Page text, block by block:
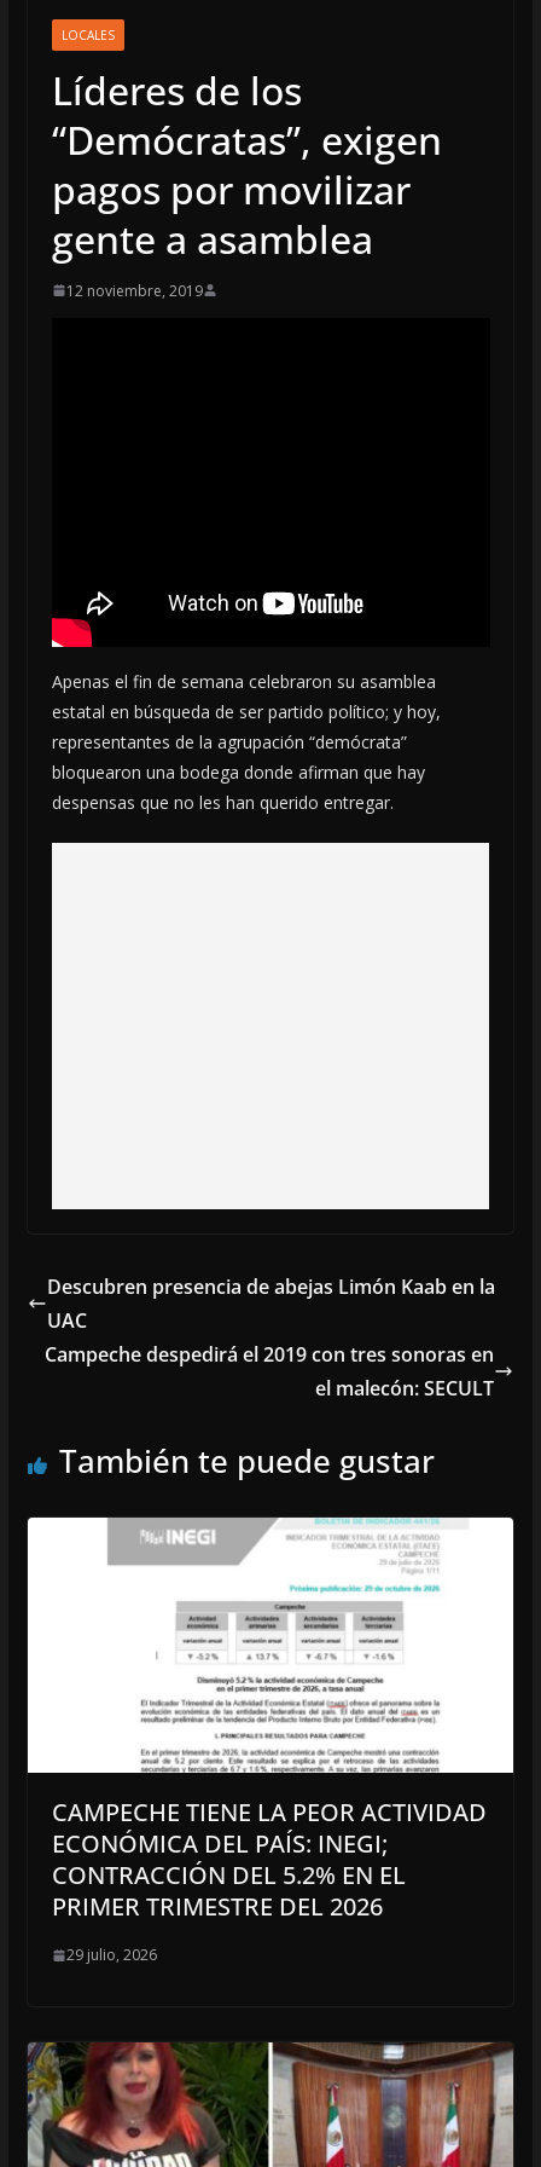
LOCALES
Líderes de los
“Demócratas”, exigen
pagos por movilizar
gente a asamblea
12 noviembre, 2019
Apenas el fin de semana celebraron su asamblea
estatal en búsqueda de ser partido político; y hoy,
representantes de la agrupación “demócrata”
bloquearon una bodega donde afirman que hay
despensas que no les han querido entregar.
Descubren presencia de abejas Limón Kaab en la
UAC
Campeche despedirá el 2019 con tres sonoras en
el malecón: SECULT
También te puede gustar
CAMPECHE TIENE LA PEOR ACTIVIDAD
ECONÓMICA DEL PAÍS: INEGI;
CONTRACCIÓN DEL 5.2% EN EL
PRIMER TRIMESTRE DEL 2026
29 julio, 2026